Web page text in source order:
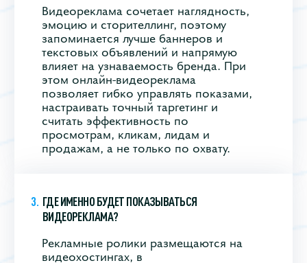
Видеореклама сочетает наглядность,
эмоцию и сторителлинг, поэтому
запоминается лучше баннеров и
текстовых объявлений и напрямую
влияет на узнаваемость бренда. При
этом онлайн‑видеореклама
позволяет гибко управлять показами,
настраивать точный таргетинг и
считать эффективность по
просмотрам, кликам, лидам и
продажам, а не только по охвату.
ГДЕ ИМЕННО БУДЕТ ПОКАЗЫВАТЬСЯ
ВИДЕОРЕКЛАМА?
Рекламные ролики размещаются на
видеохостингах, в